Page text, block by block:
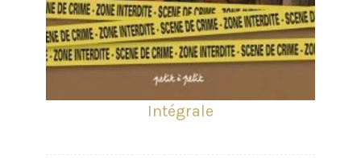
Intégrale